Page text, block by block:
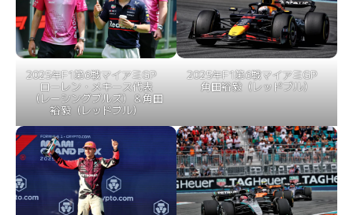
2025年F1第6戦マイアミGP
ローレン・メキース代表
（レーシングブルズ）＆角田
裕毅（レッドブル）
2025年F1第6戦マイアミGP
角田裕毅（レッドブル）